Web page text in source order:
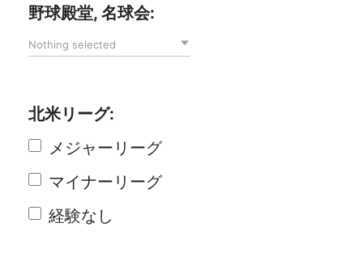
野球殿堂, 名球会:
Nothing selected
北米リーグ:
メジャーリーグ
マイナーリーグ
経験なし